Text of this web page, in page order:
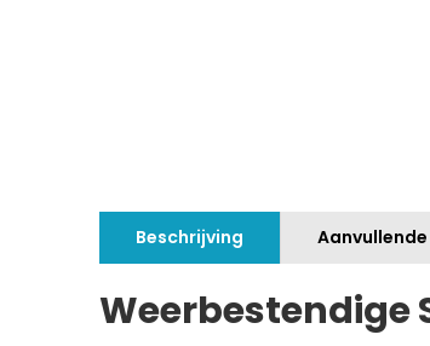
Beschrijving
Weerbestendige